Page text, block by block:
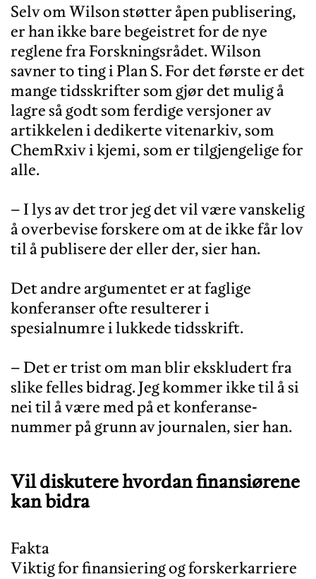
Selv om Wilson støtter åpen publisering,
er han ikke bare begeistret for de nye
reglene fra Forskningsrådet. Wilson
savner to ting i Plan S. For det første er det
mange tidsskrifter som gjør det mulig å
lagre så godt som ferdige versjoner av
artikkelen i dedikerte vitenarkiv, som
ChemRxiv i kjemi, som er tilgjengelige for
alle.
– I lys av det tror jeg det vil være vanskelig
å overbevise forskere om at de ikke får lov
til å publisere der eller der, sier han.
Det andre argumentet er at faglige
konferanser ofte resulterer i
spesialnumre i lukkede tidsskrift.
– Det er trist om man blir ekskludert fra
slike felles bidrag. Jeg kommer ikke til å si
nei til å være med på et konferanse-
Vil diskutere hvordan finansiørene
kan bidra
Fakta
Viktig for finansiering og forskerkarriere